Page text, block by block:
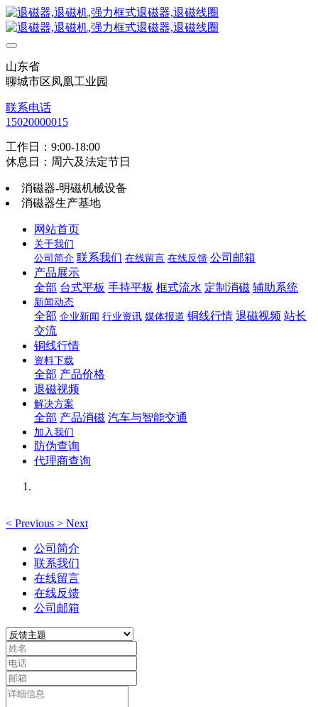
山东省
聊城市区凤凰工业园
联系电话
15020000015
工作日：9:00-18:00
休息日：周六及法定节日
消磁器-明磁机械设备
消磁器生产基地
网站首页
关于我们
公司简介 联系我们 在线留言 在线反馈 公司邮箱
产品展示
全部 台式平板 手持平板 框式流水 定制消磁 辅助系统
新闻动态
全部 企业新闻 行业资讯 媒体报道 铜线行情 退磁视频 站长
交流
铜线行情
资料下载
全部 产品价格
退磁视频
解决方案
全部 产品消磁 汽车与智能交通
加入我们
防伪查询
代理商查询
< Previous > Next
公司简介
联系我们
在线留言
在线反馈
公司邮箱